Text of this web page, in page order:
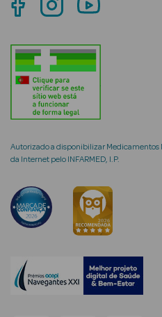
Corpo
Banho
Protetores
Solares
Refirmantes
Esfoliantes
Corporais
Cicatrizantes
Depilatórios
Autorizado a disponibilizar Medicamentos
da Internet pelo INFARMED, I.P.